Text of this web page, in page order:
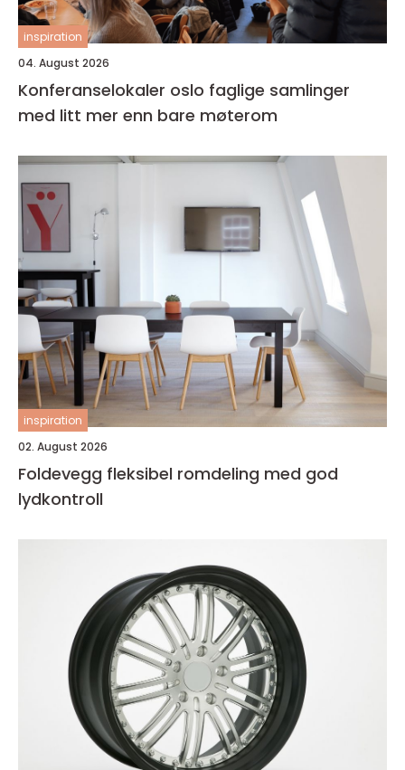
inspiration
04. August 2026
Konferanselokaler oslo faglige samlinger
med litt mer enn bare møterom
inspiration
02. August 2026
Foldevegg fleksibel romdeling med god
lydkontroll